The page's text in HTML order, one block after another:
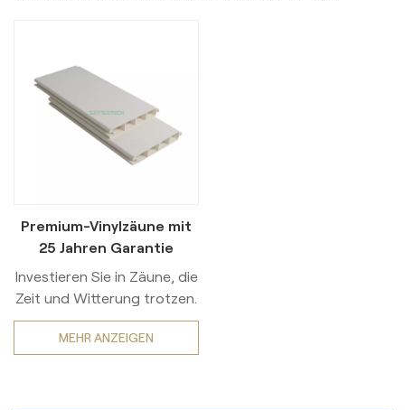
Premium-Vinylzäune mit
25 Jahren Garantie
Investieren Sie in Zäune, die
Zeit und Witterung trotzen.
Unsere Premium-Vinylzäune
integrieren 10 % DuPont™
MEHR ANZEIGEN